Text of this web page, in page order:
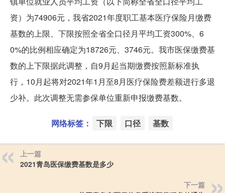
资）为74906元，我省2021年度职工基本医疗保险月缴费
基数的上限、下限按照全省全口径月平均工资300%、6
0%的比例相应确定为18726元、3746元。我市医保缴费基
数的上下限据此调整，自9月起当期缴费按照新标准执
行，10月起将对2021年1月至8月医疗保险费差额进行多退
少补。此次调整无需参保单位重新申报缴费基数。
网络标签： 下限 口径 基数
上一篇
2021青岛医保缴费基数是多少
下一篇